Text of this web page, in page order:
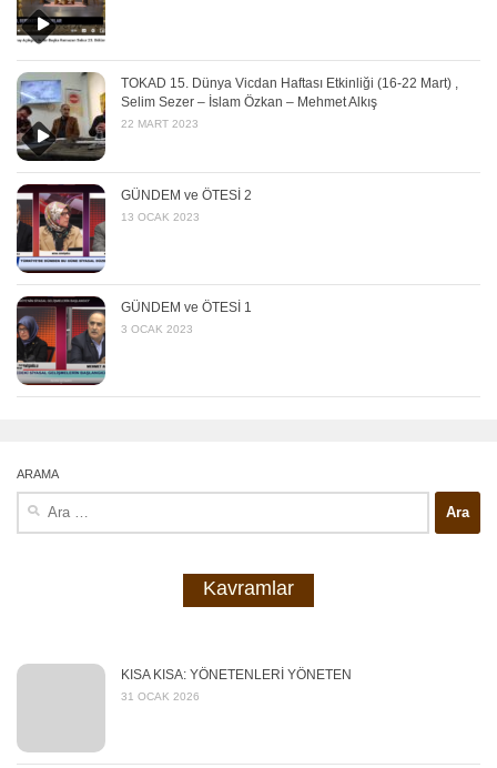
TOKAD 15. Dünya Vicdan Haftası Etkinliği (16-22 Mart) ,
Selim Sezer – İslam Özkan – Mehmet Alkış
22 MART 2023
GÜNDEM ve ÖTESİ 2
13 OCAK 2023
GÜNDEM ve ÖTESİ 1
3 OCAK 2023
ARAMA
Kavramlar
KISA KISA: YÖNETENLERİ YÖNETEN
31 OCAK 2026